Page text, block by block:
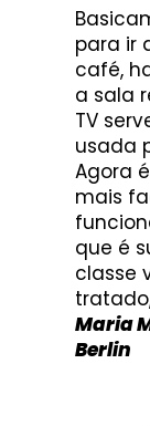
para ir
café,
a sala
TV
usada
Agora
mais
que é
classe
Maria
Berlin